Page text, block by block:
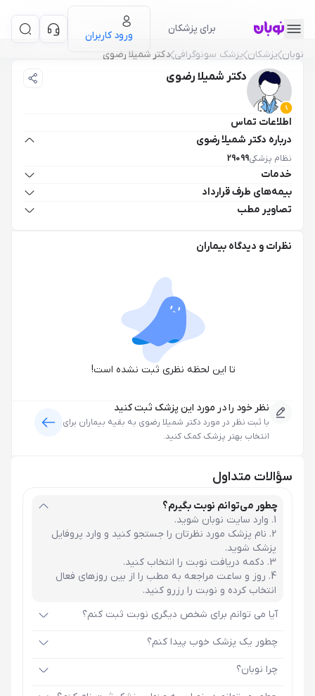
برای پزشکان
ورود کاربران
نوبان پزشکان پزشک سونوگرافی دکتر شمیلا رضوی
دکتر شمیلا رضوی
اطلاعات تماس
درباره دکتر شمیلا رضوی
نظام پزشکی29099
خدمات
بیمه‌های طرف قرارداد
تصاویر مطب
نظرات و دیدگاه بیماران
تا این لحظه نظری ثبت نشده است!
نظر خود را در مورد این پزشک ثبت کنید
با ثبت نظر در مورد دکتر شمیلا رضوی به بقیه بیماران برای
انتخاب بهتر پزشک کمک کنید.
سؤالات متداول
چطور می‌توانم نوبت بگیرم؟
وارد سایت نوبان شوید.
نام پزشک مورد نظرتان را جستجو کنید و وارد پروفایل
پزشک شوید.
دکمه دریافت نوبت را انتخاب کنید.
روز و ساعت مراجعه به مطب را از بین روزهای فعال
انتخاب کرده و نوبت را رزرو کنید.
آیا می توانم برای شخص دیگری نوبت ثبت کنم؟
چطور یک پزشک خوب پیدا کنم؟
چرا نوبان؟